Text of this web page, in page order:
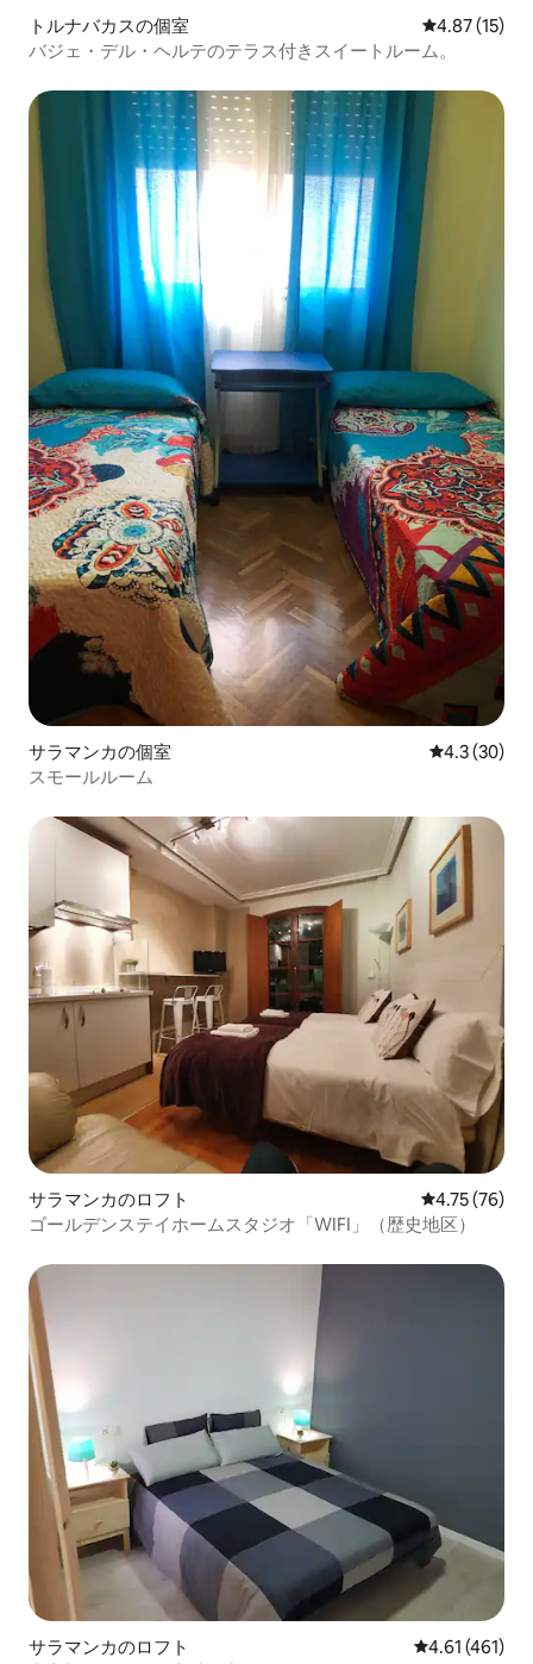
トルナバカスの個室 レビュー15
4.87 (15)
バジェ・デル・ヘルテのテラス付きスイートルーム。
サラマンカの個室 レビュー30
4.3 (30)
スモールルーム
サラマンカのロフト レビュー76
4.75 (76)
ゴールデンステイホームスタジオ「WIFI」（歴史地区）
サラマンカのロフト レビュー461
4.61 (461)